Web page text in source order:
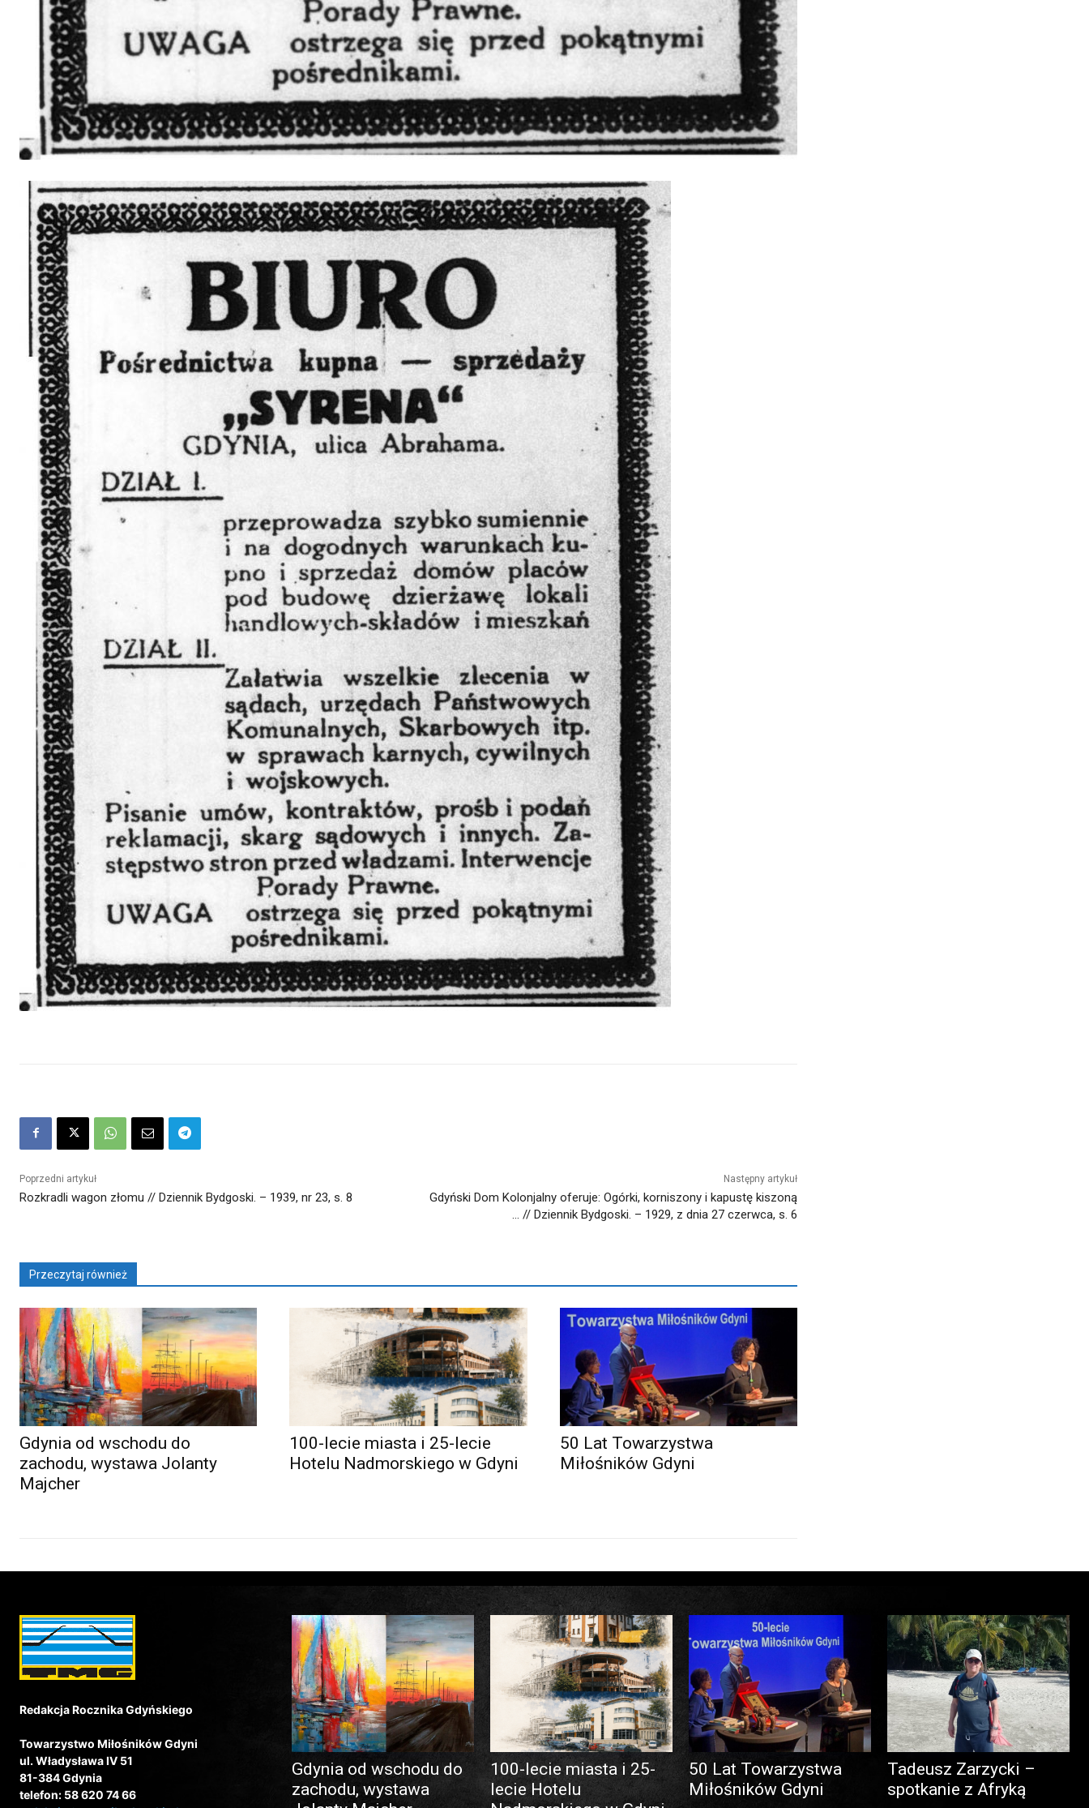
Poprzedni artykuł
Rozkradli wagon złomu // Dziennik Bydgoski. – 1939, nr 23, s. 8
Następny artykuł
Gdyński Dom Kolonjalny oferuje: Ogórki, korniszony i kapustę kiszoną
… // Dziennik Bydgoski. – 1929, z dnia 27 czerwca, s. 6
Przeczytaj również
Gdynia od wschodu do
zachodu, wystawa Jolanty
Majcher
100-lecie miasta i 25-lecie
Hotelu Nadmorskiego w Gdyni
50 Lat Towarzystwa
Miłośników Gdyni
Redakcja Rocznika Gdyńskiego
Towarzystwo Miłośników Gdyni
ul. Władysława IV 51
81-384 Gdynia
telefon: 58 620 74 66
Gdynia od wschodu do
zachodu, wystawa
100-lecie miasta i 25-
lecie Hotelu
50 Lat Towarzystwa
Miłośników Gdyni
Tadeusz Zarzycki –
spotkanie z Afryką